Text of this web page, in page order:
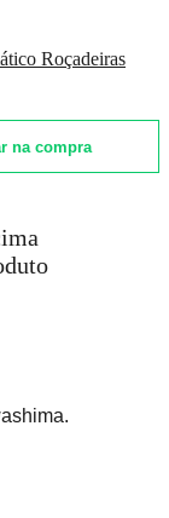
Roçadeiras
na compra